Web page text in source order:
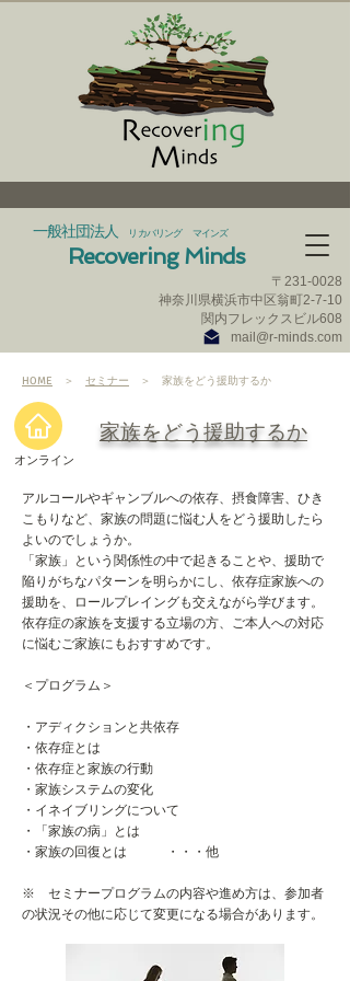
一般社団法人 リカバリング マインズ
Recovering Minds
〒231‐0028
神奈川県横浜市中区翁町2-7-10
​関内フレックスビル608
mail@r-minds.com
HOME ＞ セミナー ＞ 家族をどう援助するか
​家族をどう援助するか
​オンライン
アルコールやギャンブルへの依存、摂食障害、ひき
こもりなど、家族の問題に悩む人をどう援助したら
よいのでしょうか。
「家族」という関係性の中で起きることや、援助で
陥りがちなパターンを明らかにし、依存症家族への
援助を、ロールプレイングも交えながら学びます。​
​依存症の家族を支援する立場の方、ご本人への対応
に悩むご家族にもおすすめです。
＜プログラム＞
・アディクションと共依存
・依存症とは
・依存症と家族の行動
・家族システムの変化
・イネイブリングについて
・「家族の病」とは
​・家族の回復とは ・・・他
※ セミナープログラムの内容や進め方は、参加者
の状況その他に応じて変更になる場合があります。